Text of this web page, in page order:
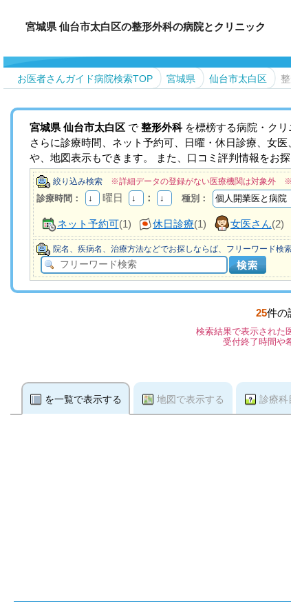
宮城県 仙台市太白区の整形外科の病院とクリニック
お医者さんガイド病院検索TOP 宮城県 仙台市太白区
宮城県 仙台市太白区 で 整形外科を標榜する病院・クリ
さらに診療時間、ネット予約可、日曜・休日診療、女
や、地図表示もできます。 また、口コミ評判情報をお
絞り込み検索 ※詳細データの登録がない医療機関は対象外 ※
診療時間： 曜日 ： 種別：
ネット予約可(1) 休日診療(1) 女医さん(2)
院名、疾病名、治療方法などでお探しならば、フリーワード検
25件の
検索結果で表示された
受付終了時間や
を一覧で表示する 地図で表示する 診療科